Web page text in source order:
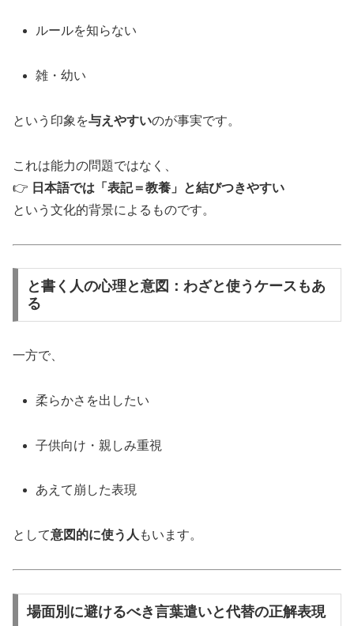
ルールを知らない
雑・幼い
という印象を与えやすいのが事実です。
これは能力の問題ではなく、
👉 日本語では「表記＝教養」と結びつきやすい
という文化的背景によるものです。
と書く人の心理と意図：わざと使うケースもあ
る
一方で、
柔らかさを出したい
子供向け・親しみ重視
あえて崩した表現
として意図的に使う人 もいます。
場面別に避けるべき言葉遣いと代替の正解表現